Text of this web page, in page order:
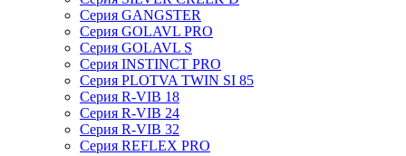
Серия GANGSTER
Серия GOLAVL PRO
Серия GOLAVL S
Серия INSTINCT PRO
Серия PLOTVA TWIN SI 85
Серия R-VIB 18
Серия R-VIB 24
Серия R-VIB 32
Серия REFLEX PRO